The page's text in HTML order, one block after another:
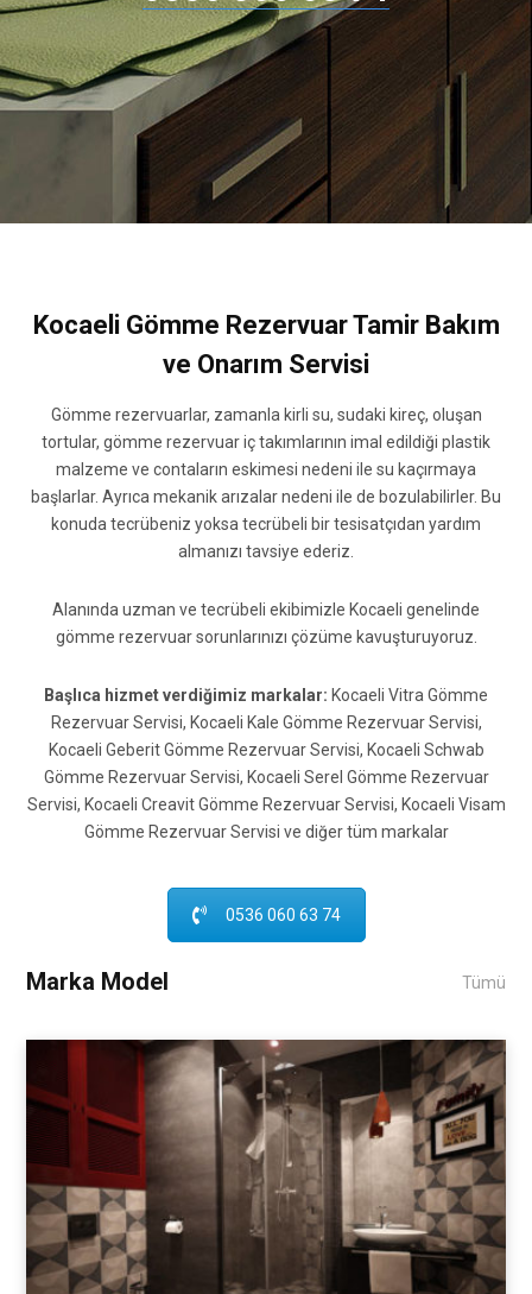
Kocaeli Gömme Rezervuar Tamir Bakım
ve Onarım Servisi
Gömme rezervuarlar, zamanla kirli su, sudaki kireç, oluşan
tortular, gömme rezervuar iç takımlarının imal edildiği plastik
malzeme ve contaların eskimesi nedeni ile su kaçırmaya
başlarlar. Ayrıca mekanik arızalar nedeni ile de bozulabilirler. Bu
konuda tecrübeniz yoksa tecrübeli bir tesisatçıdan yardım
almanızı tavsiye ederiz.
Alanında uzman ve tecrübeli ekibimizle Kocaeli genelinde
gömme rezervuar sorunlarınızı çözüme kavuşturuyoruz.
Başlıca hizmet verdiğimiz markalar: Kocaeli Vitra Gömme
Rezervuar Servisi, Kocaeli Kale Gömme Rezervuar Servisi,
Kocaeli Geberit Gömme Rezervuar Servisi, Kocaeli Schwab
Gömme Rezervuar Servisi, Kocaeli Serel Gömme Rezervuar
Servisi, Kocaeli Creavit Gömme Rezervuar Servisi, Kocaeli Visam
Gömme Rezervuar Servisi ve diğer tüm markalar
0536 060 63 74
Marka Model Tümü